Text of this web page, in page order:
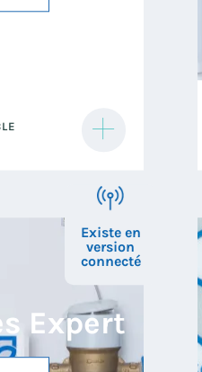
et a en plus
Expert
Existe en
version
connecté